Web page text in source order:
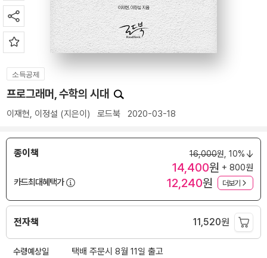
소득공제
프로그래머, 수학의 시대
이재현, 이정설 (지은이) 로드북 2020-03-18
종이책 16,000원, 10%
14,400원 + 800원
카드최대혜택가
12,240원 더보기
전자책 11,520원
수령예상일
택배 주문시 8월 11일 출고